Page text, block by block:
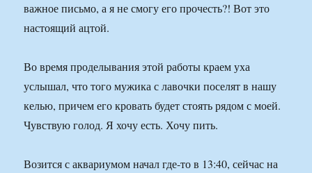
важное письмо, а я не смогу его прочесть?! Вот это
настоящий ацтой.
Во время проделывания этой работы краем уха
услышал, что того мужика с лавочки поселят в нашу
келью, причем его кровать будет стоять рядом с моей.
Чувствую голод. Я хочу есть. Хочу пить.
Возится с аквариумом начал где-то в 13:40, сейчас на